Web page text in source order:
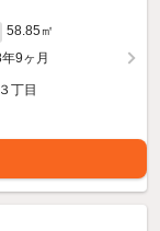
58.85㎡
9ヶ月
丁目